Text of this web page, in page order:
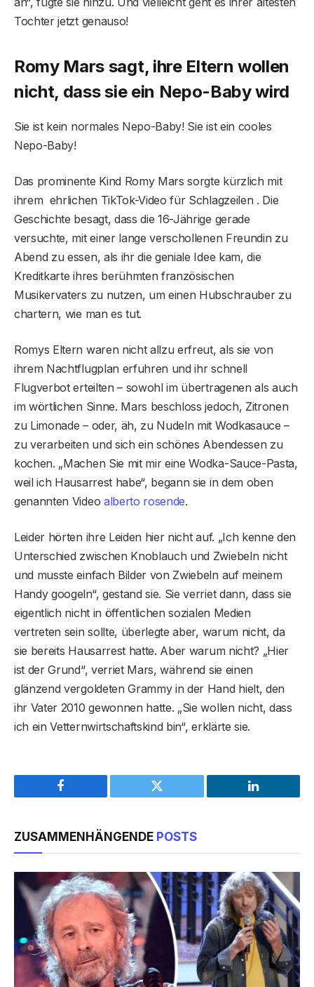
Tochter jetzt genauso!
Romy Mars sagt, ihre Eltern wollen
nicht, dass sie ein Nepo-Baby wird
Sie ist kein normales Nepo-Baby! Sie ist ein cooles
Nepo-Baby!
Das prominente Kind Romy Mars sorgte kürzlich mit
ihrem ehrlichen TikTok-Video für Schlagzeilen . Die
Geschichte besagt, dass die 16-Jährige gerade
versuchte, mit einer lange verschollenen Freundin zu
Abend zu essen, als ihr die geniale Idee kam, die
Kreditkarte ihres berühmten französischen
Musikervaters zu nutzen, um einen Hubschrauber zu
chartern, wie man es tut.
Romys Eltern waren nicht allzu erfreut, als sie von
ihrem Nachtflugplan erfuhren und ihr schnell
Flugverbot erteilten – sowohl im übertragenen als auch
im wörtlichen Sinne. Mars beschloss jedoch, Zitronen
zu Limonade – oder, äh, zu Nudeln mit Wodkasauce –
zu verarbeiten und sich ein schönes Abendessen zu
kochen. „Machen Sie mit mir eine Wodka-Sauce-Pasta,
weil ich Hausarrest habe“, begann sie in dem oben
genannten Video alberto rosende.
Leider hörten ihre Leiden hier nicht auf. „Ich kenne den
Unterschied zwischen Knoblauch und Zwiebeln nicht
und musste einfach Bilder von Zwiebeln auf meinem
Handy googeln“, gestand sie. Sie verriet dann, dass sie
eigentlich nicht in öffentlichen sozialen Medien
vertreten sein sollte, überlegte aber, warum nicht, da
sie bereits Hausarrest hatte. Aber warum nicht? „Hier
ist der Grund“, verriet Mars, während sie einen
glänzend vergoldeten Grammy in der Hand hielt, den
ihr Vater 2010 gewonnen hatte. „Sie wollen nicht, dass
ich ein Vetternwirtschaftskind bin“, erklärte sie.
Facebook Twitter LinkedIn
ZUSAMMENHÄNGENDE POSTS